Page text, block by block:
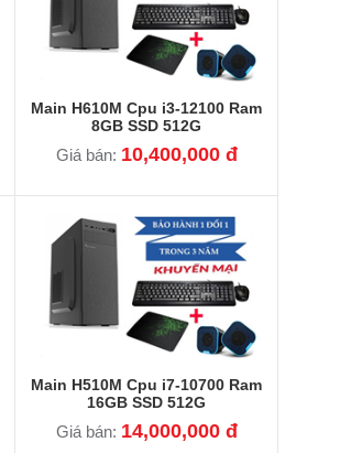
Main H610M Cpu i3-12100 Ram
8GB SSD 512G
Giá bán: 10,400,000 đ
Main H510M Cpu i7-10700 Ram
16GB SSD 512G
Giá bán: 14,000,000 đ